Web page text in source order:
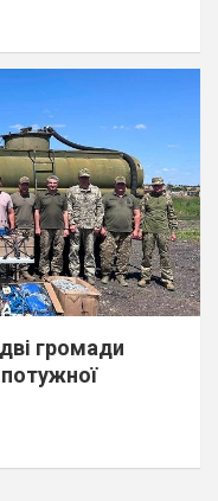
громади